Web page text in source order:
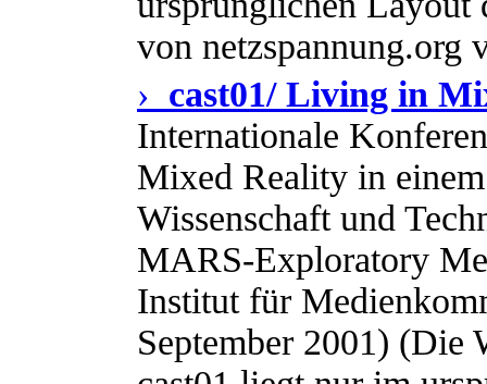
von netzspannung.org
› cast01/ Living in
Internationale
Mixed Reality in
Wissenschaft und
MARS-Exploratory
Institut für
September 2001) (Die